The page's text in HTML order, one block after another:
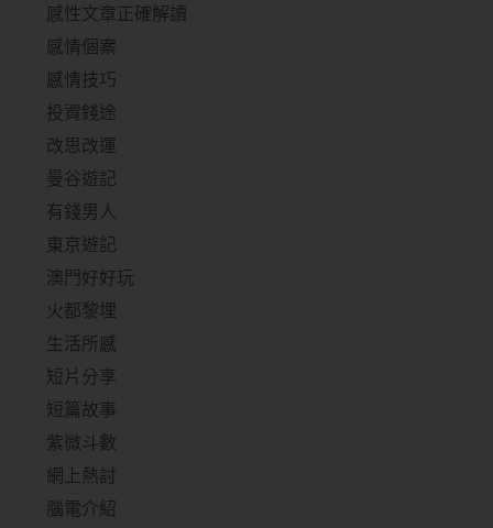
感性文章正確解讀
感情個案
感情技巧
投資錢途
改思改運
曼谷遊記
有錢男人
東京遊記
澳門好好玩
火都黎埋
生活所感
短片分享
短篇故事
紫微斗數
網上熱討
腦電介紹